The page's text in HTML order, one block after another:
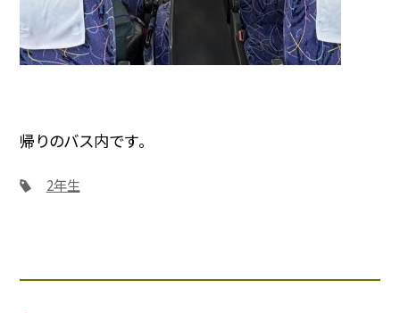
帰りのバス内です。
2年生